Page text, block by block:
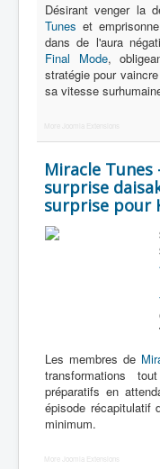
Désirant venger la
Tunes et emprisonne
dans de l'aura
Final Mode,
stratégie pour
sa vitesse
More Joomla Extensions
Miracle Tunes
surprise
surprise pour
Les membres de
transformations
préparatifs en
épisode
minimum.
More Joomla Extensions